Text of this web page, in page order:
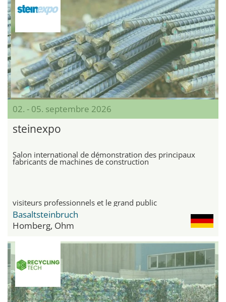
02. - 05. septembre 2026
steinexpo
Salon international de démonstration des principaux
fabricants de machines de construction
visiteurs professionnels et le grand public
Basaltsteinbruch
Homberg, Ohm